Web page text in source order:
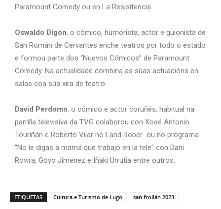
Paramount Comedy ou en La Resisitencia.
Oswaldo Digón, o cómico, humorista, actor e guionista de
San Román de Cervantes enche teatros por todo o estado
e formou parte dos “Nuevos Cómicos” de Paramount
Comedy. Na actualidade combina as súas actuacións en
salas coa súa xira de teatro.
David Perdomo, o cómico e actor coruñés, habitual na
parrilla televisiva da TVG colaborou con Xosé Antonio
Touriñán e Roberto Vilar no Land Rober ou no programa
“No le digas a mamá que trabajo en la tele” con Dani
Rovira, Goyo Jiménez e Iñaki Urrutia entre outros.
ETIQUETAS Cultura e Turismo de Lugo san froilán 2023